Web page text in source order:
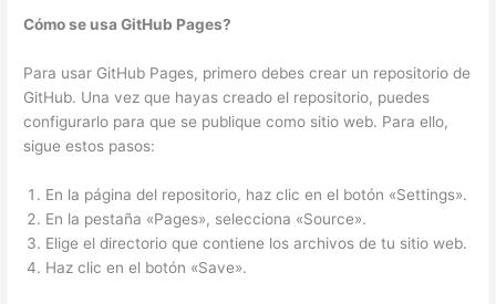
Cómo se usa GitHub Pages?
Para usar GitHub Pages, primero debes crear un repositorio de
GitHub. Una vez que hayas creado el repositorio, puedes
configurarlo para que se publique como sitio web. Para ello,
sigue estos pasos:
En la página del repositorio, haz clic en el botón «Settings».
En la pestaña «Pages», selecciona «Source».
Elige el directorio que contiene los archivos de tu sitio web.
Haz clic en el botón «Save».